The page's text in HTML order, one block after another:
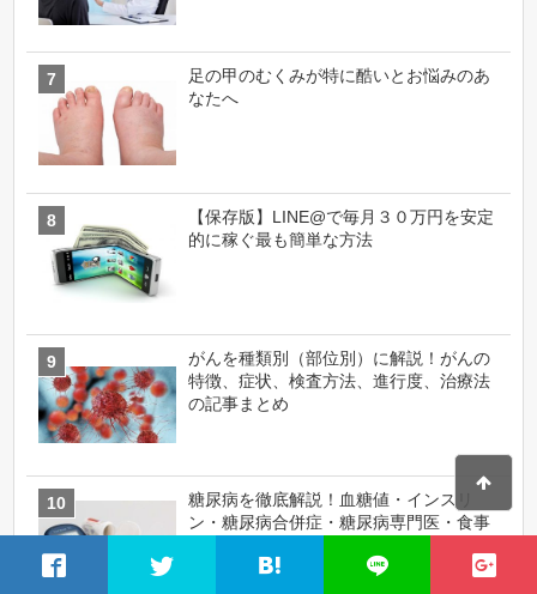
足の甲のむくみが特に酷いとお悩みのあ
なたへ
【保存版】LINE@で毎月３０万円を安定
的に稼ぐ最も簡単な方法
がんを種類別（部位別）に解説！がんの
特徴、症状、検査方法、進行度、治療法
の記事まとめ
糖尿病を徹底解説！血糖値・インスリ
ン・糖尿病合併症・糖尿病専門医・食事